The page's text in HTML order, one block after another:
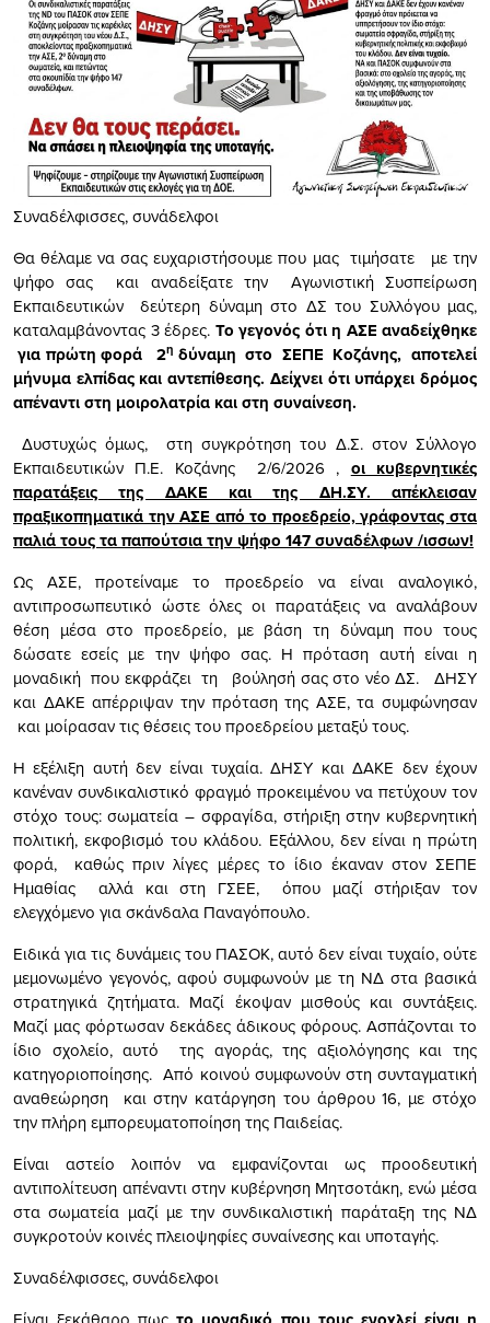
Συναδέλφισσες, συνάδελφοι
Θα θέλαμε να σας ευχαριστήσουμε που μας τιμήσατε με την
ψήφο σας και αναδείξατε την Αγωνιστική Συσπείρωση
Εκπαιδευτικών δεύτερη δύναμη στο ΔΣ του Συλλόγου μας,
καταλαμβάνοντας 3 έδρες. Το γεγονός ότι η ΑΣΕ αναδείχθηκε
για πρώτη φορά 2η δύναμη στο ΣΕΠΕ Κοζάνης, αποτελεί
μήνυμα ελπίδας και αντεπίθεσης. Δείχνει ότι υπάρχει δρόμος
απέναντι στη μοιρολατρία και στη συναίνεση.
Δυστυχώς όμως, στη συγκρότηση του Δ.Σ. στον Σύλλογο
Εκπαιδευτικών Π.Ε. Κοζάνης 2/6/2026 , οι κυβερνητικές
παρατάξεις της ΔΑΚΕ και της ΔΗ.ΣΥ. απέκλεισαν
πραξικοπηματικά την ΑΣΕ από το προεδρείο, γράφοντας στα
παλιά τους τα παπούτσια την ψήφο 147 συναδέλφων /ισσων!
Ως ΑΣΕ, προτείναμε το προεδρείο να είναι αναλογικό,
αντιπροσωπευτικό ώστε όλες οι παρατάξεις να αναλάβουν
θέση μέσα στο προεδρείο, με βάση τη δύναμη που τους
δώσατε εσείς με την ψήφο σας. Η πρόταση αυτή είναι η
μοναδική που εκφράζει τη βούλησή σας στο νέο ΔΣ. ΔΗΣΥ
και ΔΑΚΕ απέρριψαν την πρόταση της ΑΣΕ, τα συμφώνησαν
και μοίρασαν τις θέσεις του προεδρείου μεταξύ τους.
Η εξέλιξη αυτή δεν είναι τυχαία. ΔΗΣΥ και ΔΑΚΕ δεν έχουν
κανέναν συνδικαλιστικό φραγμό προκειμένου να πετύχουν τον
στόχο τους: σωματεία – σφραγίδα, στήριξη στην κυβερνητική
πολιτική, εκφοβισμό του κλάδου. Εξάλλου, δεν είναι η πρώτη
φορά, καθώς πριν λίγες μέρες το ίδιο έκαναν στον ΣΕΠΕ
Ημαθίας αλλά και στη ΓΣΕΕ, όπου μαζί στήριξαν τον
ελεγχόμενο για σκάνδαλα Παναγόπουλο.
Ειδικά για τις δυνάμεις του ΠΑΣΟΚ, αυτό δεν είναι τυχαίο, ούτε
μεμονωμένο γεγονός, αφού συμφωνούν με τη ΝΔ στα βασικά
στρατηγικά ζητήματα. Μαζί έκοψαν μισθούς και συντάξεις.
Μαζί μας φόρτωσαν δεκάδες άδικους φόρους. Ασπάζονται το
ίδιο σχολείο, αυτό της αγοράς, της αξιολόγησης και της
κατηγοριοποίησης. Από κοινού συμφωνούν στη συνταγματική
αναθεώρηση και στην κατάργηση του άρθρου 16, με στόχο
την πλήρη εμπορευματοποίηση της Παιδείας.
Είναι αστείο λοιπόν να εμφανίζονται ως προοδευτική
αντιπολίτευση απέναντι στην κυβέρνηση Μητσοτάκη, ενώ μέσα
στα σωματεία μαζί με την συνδικαλιστική παράταξη της ΝΔ
συγκροτούν κοινές πλειοψηφίες συναίνεσης και υποταγής.
Συναδέλφισσες, συνάδελφοι